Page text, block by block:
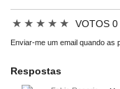
★ ★ ★ ★ ★ VOTOS 0
Enviar-me um email quando as
Respostas